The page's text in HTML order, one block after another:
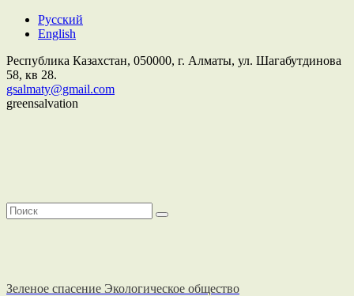
Русский
English
Республика Казахстан, 050000, г. Алматы, ул. Шагабутдинова
58, кв 28.
gsalmaty@gmail.com
greensalvation
Зеленое спасение Экологическое общество